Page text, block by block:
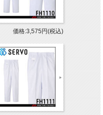
価格:3,575円(税込)